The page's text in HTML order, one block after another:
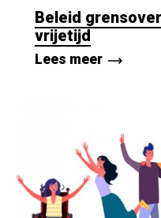
Beleid
vrijetijd
Lees meer